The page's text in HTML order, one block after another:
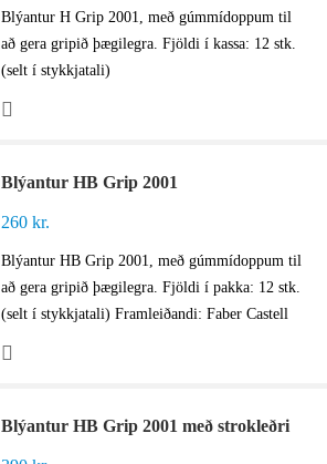
Blýantur H Grip 2001, með gúmmídoppum til
að gera gripið þægilegra. Fjöldi í kassa: 12 stk.
(selt í stykkjatali)
Blýantur HB Grip 2001
260kr.
Blýantur HB Grip 2001, með gúmmídoppum til
að gera gripið þægilegra. Fjöldi í pakka: 12 stk.
(selt í stykkjatali) Framleiðandi: Faber Castell
Blýantur HB Grip 2001 með strokleðri